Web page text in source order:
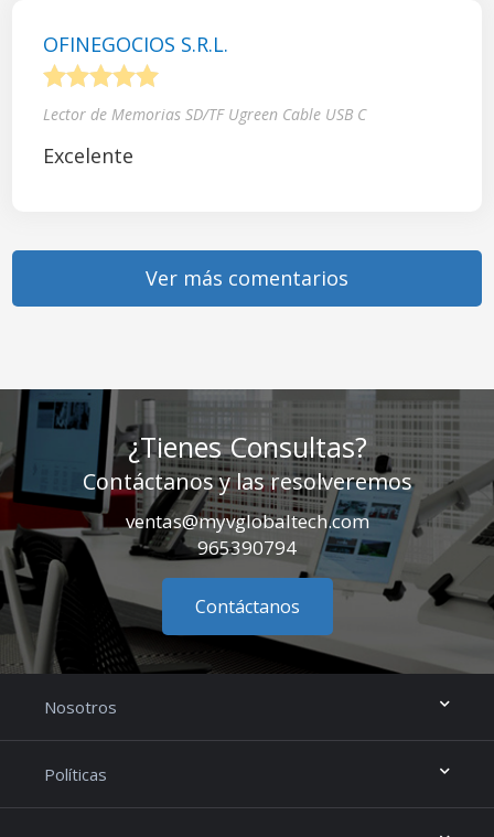
OFINEGOCIOS S.R.L.
Lector de Memorias SD/TF Ugreen Cable USB C
Excelente
Ver más comentarios
¿Tienes Consultas?
Contáctanos y las resolveremos
ventas@myvglobaltech.com
965390794
Contáctanos
Nosotros
Políticas